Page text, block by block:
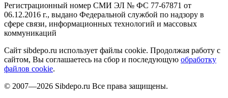
Регистрационный номер СМИ ЭЛ № ФС 77-67871 от
06.12.2016 г., выдано Федеральной службой по надзору в
сфере связи, информационных технологий и массовых
коммуникаций
Сайт sibdepo.ru использует файлы cookie. Продолжая работу с
сайтом, Вы соглашаетесь на сбор и последующую обработку
файлов cookie.
© 2007—2026 Sibdepo.ru Все права защищены.